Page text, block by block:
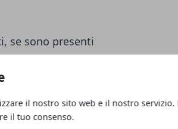
il nostro sito web e il nostro servizio.
il tuo consenso.
se sono presenti
pavimenti e
finestre devono
funzionanti.